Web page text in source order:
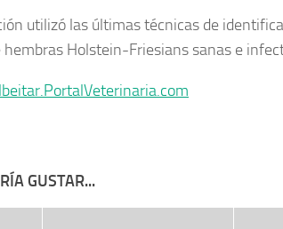
utilizó las últimas técnicas de
hembras Holstein-Friesians sanas e
GUSTAR...